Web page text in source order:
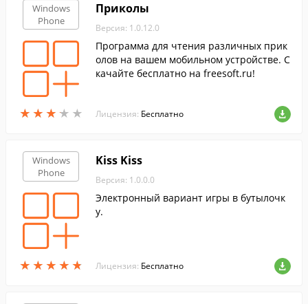
Windows
Phone
★ ★ ★ ★ ★
★ ★ ★ ★ ★
Приколы
Версия: 1.0.12.0
Программа для чтения различных прик
олов на вашем мобильном устройстве. С
качайте бесплатно на freesoft.ru!
Лицензия: Бесплатно
Windows
Phone
★ ★ ★ ★ ★
★ ★ ★ ★ ★
Kiss Kiss
Версия: 1.0.0.0
Электронный вариант игры в бутылочк
у.
Лицензия: Бесплатно